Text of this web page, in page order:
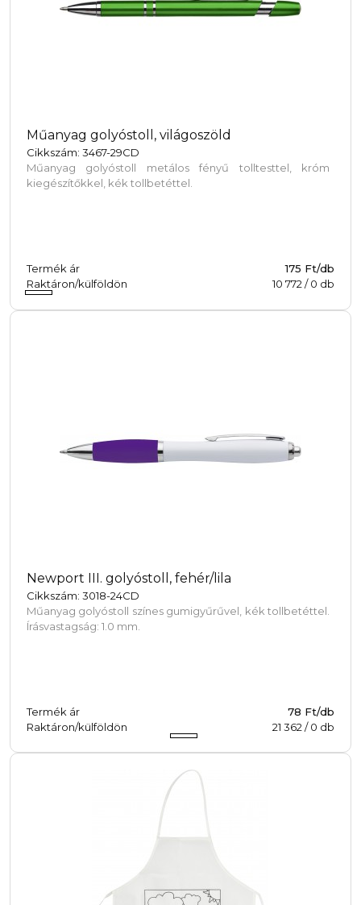
Műanyag golyóstoll, világoszöld
Cikkszám: 3467-29CD
Műanyag golyóstoll metálos fényű tolltesttel, króm
kiegészítőkkel, kék tollbetéttel.
Termék ár
175 Ft/db
Raktáron/külföldön
10 772 /0 db
Newport III. golyóstoll, fehér/lila
Cikkszám: 3018-24CD
Műanyag golyóstoll színes gumigyűrűvel, kék tollbetéttel.
Írásvastagság: 1.0 mm.
Termék ár
78 Ft/db
Raktáron/külföldön
21 362 /0 db